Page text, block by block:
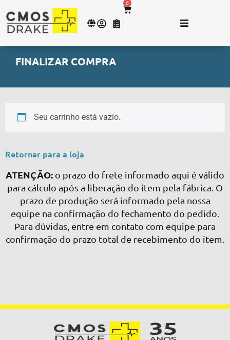
0
FINALIZAR COMPRA
Seu carrinho está vazio.
Retornar para a loja
ATENÇÃO: o prazo do frete informado aqui é válido
para cálculo após a liberação do item pela fábrica. O
prazo de produção será informado pela nossa
equipe na confirmação do fechamento do pedido.
Para dúvidas, entre em contato com equipe para
confirmação do prazo total de recebimento do item.